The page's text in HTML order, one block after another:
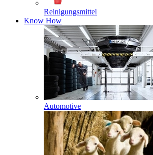
Reinigungsmittel
Know How
Automotive